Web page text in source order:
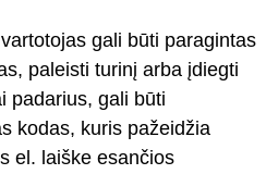
gali būti paragintas
paleisti turinį arba įdiegti
padarius, gali būti
kodas, kuris pažeidžia
el. laiške esančios